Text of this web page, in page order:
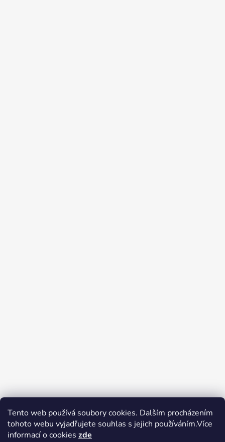
Tento web používá soubory cookies. Dalším procházením
tohoto webu vyjadřujete souhlas s jejich používáním.Více
informací o cookies zde
Zboží.cz Heureka.cz Voňavé dárky